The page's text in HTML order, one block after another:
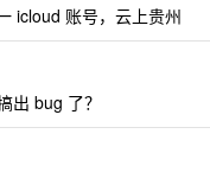
icloud 账号，云上贵州
出 bug 了？